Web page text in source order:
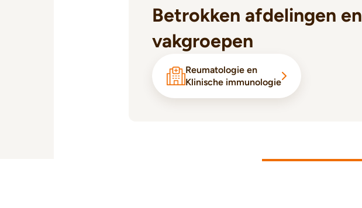
Betrokken afdelingen en
vakgroepen
Reumatologie en
Klinische immunologie